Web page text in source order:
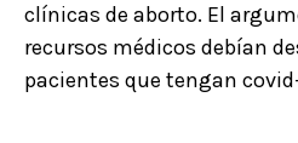
clínicas de aborto. El
recursos médicos debían
pacientes que tengan